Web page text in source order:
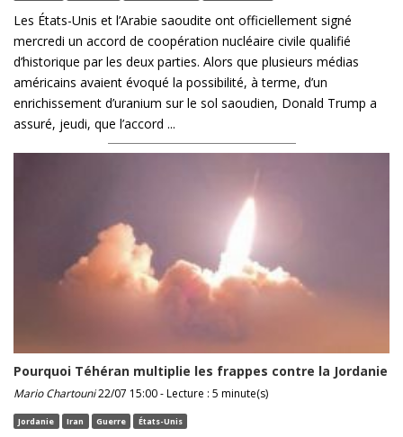
Les États-Unis et l’Arabie saoudite ont officiellement signé
mercredi un accord de coopération nucléaire civile qualifié
d’historique par les deux parties. Alors que plusieurs médias
américains avaient évoqué la possibilité, à terme, d’un
enrichissement d’uranium sur le sol saoudien, Donald Trump a
assuré, jeudi, que l’accord ...
Pourquoi Téhéran multiplie les frappes contre la Jordanie
Mario Chartouni22/07 15:00 - Lecture : 5 minute(s)
Jordanie Iran Guerre États-Unis